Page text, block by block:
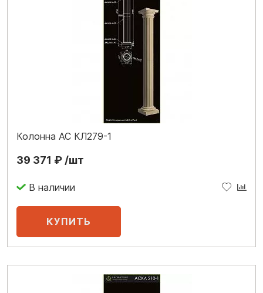
Колонна АС КЛ279-1
39 371 ₽ /шт